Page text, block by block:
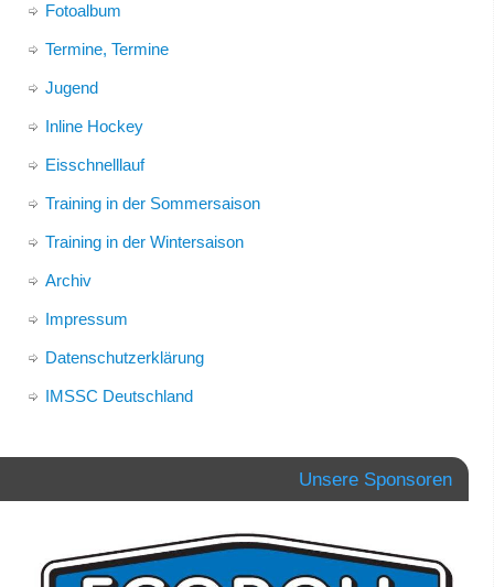
Fotoalbum
Termine, Termine
Jugend
Inline Hockey
Eisschnelllauf
Training in der Sommersaison
Training in der Wintersaison
Archiv
Impressum
Datenschutzerklärung
IMSSC Deutschland
Unsere Sponsoren